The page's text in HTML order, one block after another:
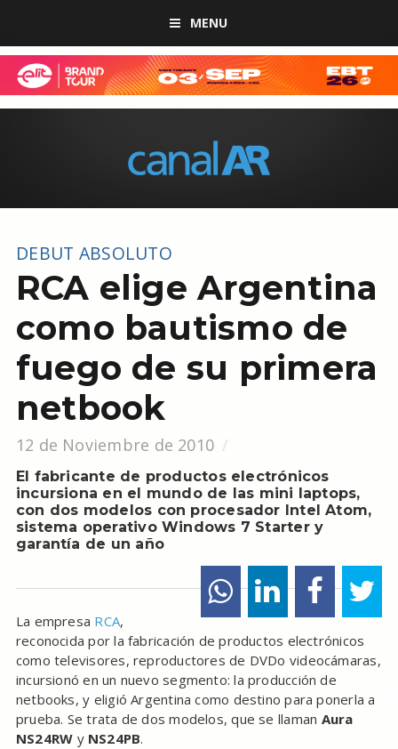
MENU
DEBUT ABSOLUTO
RCA elige Argentina
como bautismo de
fuego de su primera
netbook
12 de Noviembre de 2010
El fabricante de productos electrónicos
incursiona en el mundo de las mini laptops,
con dos modelos con procesador Intel Atom,
sistema operativo Windows 7 Starter y
garantía de un año
La empresa RCA,
reconocida por la fabricación de productos electrónicos
como televisores, reproductores de DVDo videocámaras,
incursionó en un nuevo segmento: la producción de
netbooks, y eligió Argentina como destino para ponerla a
prueba. Se trata de dos modelos, que se llaman Aura
NS24RW y NS24PB.